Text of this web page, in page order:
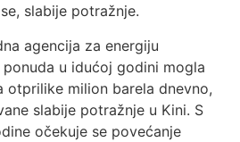
slabije potražnje.
agencija za energiju
u idućoj godini mogla
otprilike milion barela dnevno,
slabije potražnje u Kini. S
očekuje se povećanje